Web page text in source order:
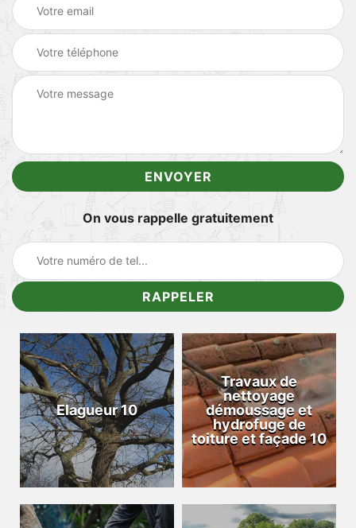
On vous rappelle gratuitement
Elagueur 10
Travaux de
nettoyage
démoussage et
hydrofuge de
toiture et façade 10